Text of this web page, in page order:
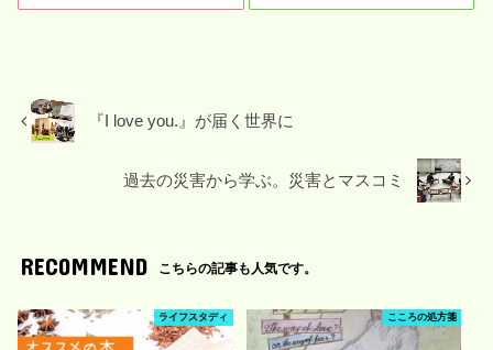
『I love you.』が届く世界に
過去の災害から学ぶ。災害とマスコミ
RECOMMEND こちらの記事も人気です。
ライフスタディ こころの処方箋